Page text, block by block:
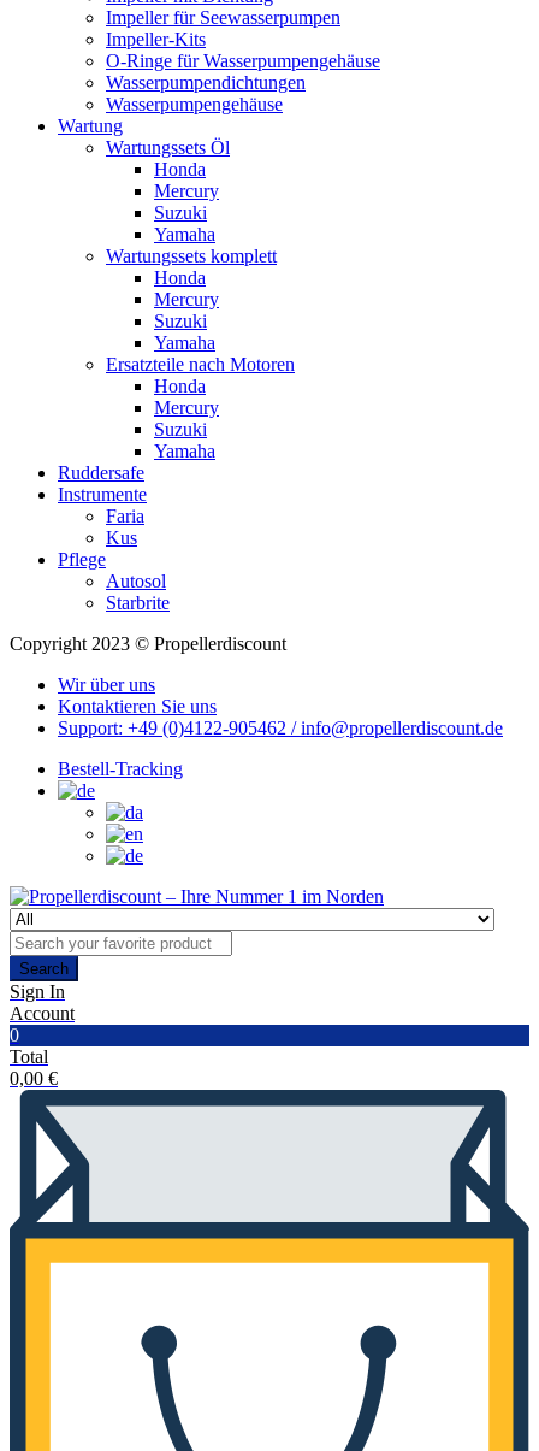
Impeller für Seewasserpumpen
Impeller-Kits
O-Ringe für Wasserpumpengehäuse
Wasserpumpendichtungen
Wasserpumpengehäuse
Wartung
Wartungssets Öl
Honda
Mercury
Suzuki
Yamaha
Wartungssets komplett
Honda
Mercury
Suzuki
Yamaha
Ersatzteile nach Motoren
Honda
Mercury
Suzuki
Yamaha
Ruddersafe
Instrumente
Faria
Kus
Pflege
Autosol
Starbrite
Copyright 2023 © Propellerdiscount
Wir über uns
Kontaktieren Sie uns
Support: +49 (0)4122-905462 / info@propellerdiscount.de
Bestell-Tracking
Search
Sign In
Account
0
Total
0,00 €